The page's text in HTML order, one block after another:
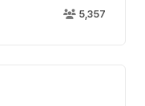
5,357